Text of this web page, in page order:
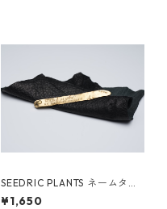
SEEDRIC PLANTS ネームタグ
NO.3（真鍮 日本製）
¥1,650